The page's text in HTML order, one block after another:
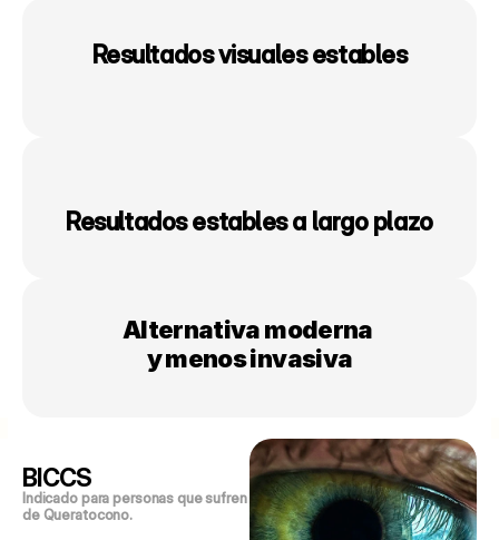
Resultados visuales estables
Resultados estables a largo plazo
Alternativa moderna
y menos invasiva
BICCS
Indicado para personas que sufren
de Queratocono.